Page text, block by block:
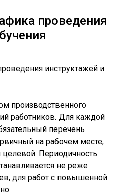
проведения
производственного
работников. Для каждой
перечень
на рабочем месте,
Периодичность
не реже
для работ с повышенной